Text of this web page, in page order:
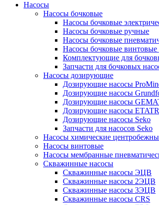
Насосы
Насосы бочковые
Насосы бочковые
Насосы бочковые ручные
Насосы бочковые
Насосы бочковые винтовые
Комплектующие для
Запчасти для бочковых
Насосы дозирующие
Дозирующие насосы
Дозирующие насосы
Дозирующие насосы
Дозирующие насосы
Дозирующие насосы Seko
Запчасти для насосов Seko
Насосы химические
Насосы винтовые
Насосы мембранные
Скважинные насосы
Скважинные насосы ЭЦВ
Скважинные насосы 2ЭЦВ
Скважинные насосы 3ЭЦВ
Скважинные насосы CRS